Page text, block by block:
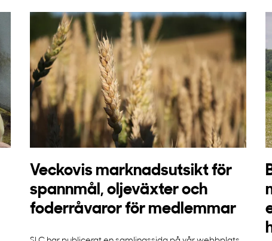
Veckovis marknadsutsikt för
spannmål, oljeväxter och
foderråvaror för medlemmar